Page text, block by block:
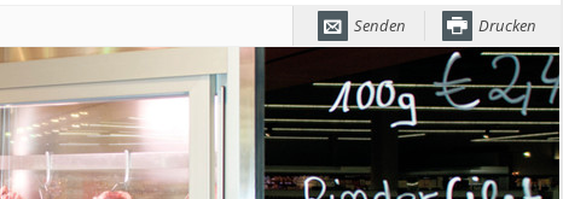
Senden Drucken